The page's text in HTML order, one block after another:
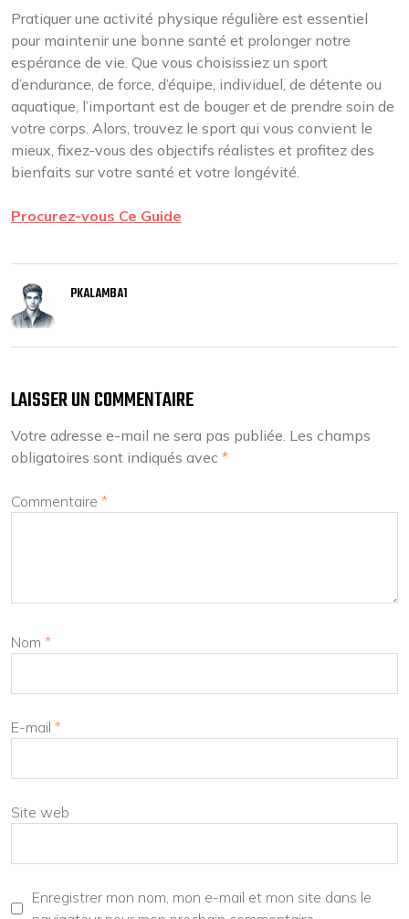
Pratiquer une activité physique régulière est essentiel
pour maintenir une bonne santé et prolonger notre
espérance de vie. Que vous choisissiez un sport
d’endurance, de force, d’équipe, individuel, de détente ou
aquatique, l’important est de bouger et de prendre soin de
votre corps. Alors, trouvez le sport qui vous convient le
mieux, fixez-vous des objectifs réalistes et profitez des
bienfaits sur votre santé et votre longévité.
Procurez-vous Ce Guide
PKALAMBA1
LAISSER UN COMMENTAIRE
Votre adresse e-mail ne sera pas publiée. Les champs
obligatoires sont indiqués avec *
Commentaire *
Nom *
E-mail *
Site web
Enregistrer mon nom, mon e-mail et mon site dans le